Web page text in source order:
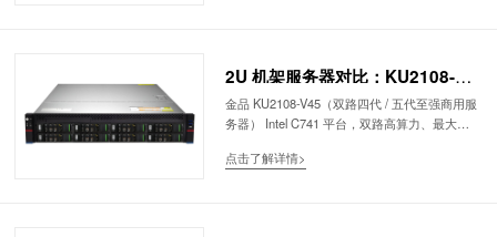
2U 机架服务器对比：KU2108-
V45 双路至强 VS KU2108-F5C 单
路飞腾｜国产化 / 商用场景选型
金品 KU2108-V45（双路四代 / 五代至强商用服
务器） Intel C741 平台，双路高算力、最大
Windows Server、VMware、各类商用数据库，
点击了解详情>